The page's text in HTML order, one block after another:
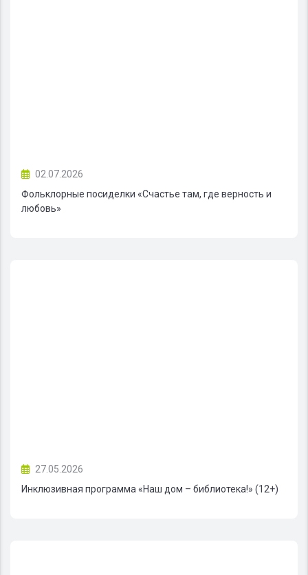
02.07.2026
Фольклорные посиделки «Счастье там, где верность и
любовь»
27.05.2026
Инклюзивная программа «Наш дом – библиотека!» (12+)